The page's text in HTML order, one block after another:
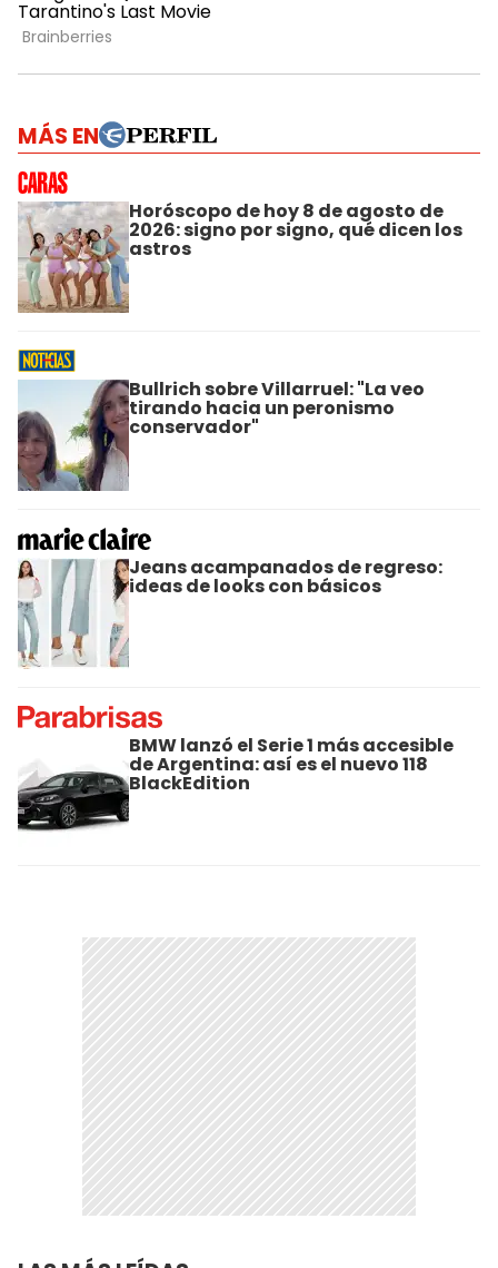
MÁS EN
Horóscopo de hoy 8 de agosto de
2026: signo por signo, qué dicen los
astros
Bullrich sobre Villarruel: "La veo
tirando hacia un peronismo
conservador"
Jeans acampanados de regreso:
ideas de looks con básicos
BMW lanzó el Serie 1 más accesible
de Argentina: así es el nuevo 118
BlackEdition